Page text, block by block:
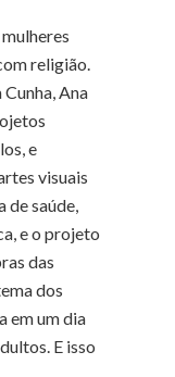
religião.
Ana
e
visuais
de saúde,
e o projeto
das
dos
em um dia
E isso